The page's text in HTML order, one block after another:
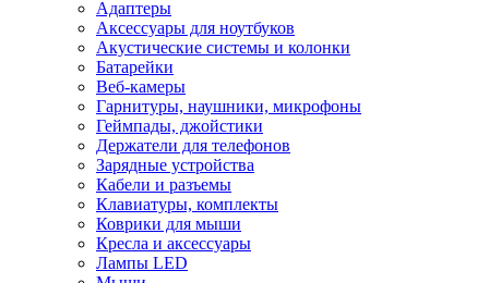
Адаптеры
Аксессуары для ноутбуков
Акустические системы и колонки
Батарейки
Веб-камеры
Гарнитуры, наушники, микрофоны
Геймпады, джойстики
Держатели для телефонов
Зарядные устройства
Кабели и разъемы
Клавиатуры, комплекты
Коврики для мыши
Кресла и аксессуары
Лампы LED